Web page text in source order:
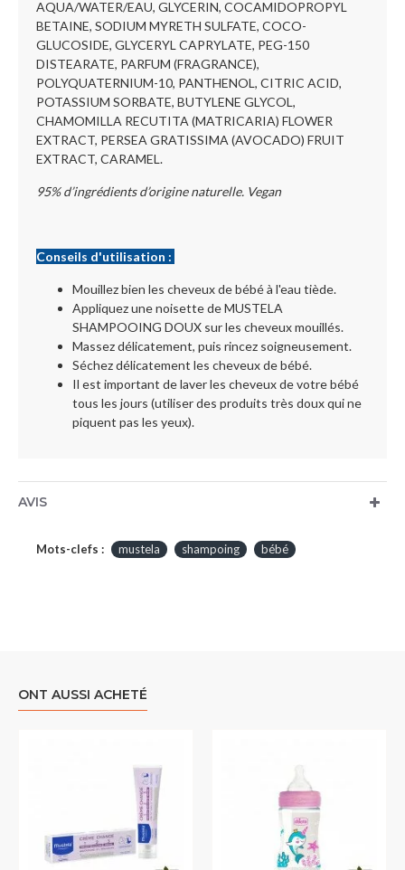
AQUA/WATER/EAU, GLYCERIN, COCAMIDOPROPYL
BETAINE, SODIUM MYRETH SULFATE, COCO-
GLUCOSIDE, GLYCERYL CAPRYLATE, PEG-150
DISTEARATE, PARFUM (FRAGRANCE),
POLYQUATERNIUM-10, PANTHENOL, CITRIC ACID,
POTASSIUM SORBATE, BUTYLENE GLYCOL,
CHAMOMILLA RECUTITA (MATRICARIA) FLOWER
EXTRACT, PERSEA GRATISSIMA (AVOCADO) FRUIT
EXTRACT, CARAMEL.
95% d’ingrédients d’origine naturelle. Vegan
Conseils d'utilisation :
Mouillez bien les cheveux de bébé à l'eau tiède.
Appliquez une noisette de MUSTELA
SHAMPOOING DOUX sur les cheveux mouillés.
Massez délicatement, puis rincez soigneusement.
Séchez délicatement les cheveux de bébé.
Il est important de laver les cheveux de votre bébé
tous les jours (utiliser des produits très doux qui ne
piquent pas les yeux).
AVIS
Mots-clefs : mustela shampoing bébé
ONT AUSSI ACHETÉ